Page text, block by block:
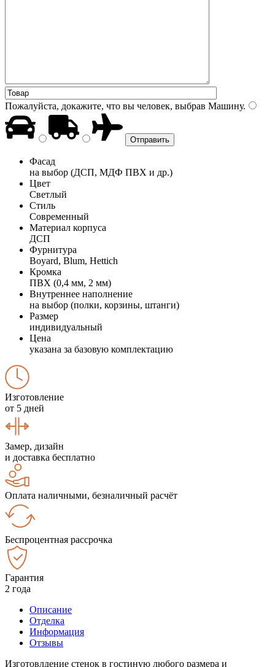
Пожалуйста, докажите, что вы человек, выбрав Машину.
Фасад
на выбор (ДСП, МДФ ПВХ и др.)
Цвет
Светлый
Стиль
Современный
Материал корпуса
ДСП
Фурнитура
Boyard, Blum, Hettich
Кромка
ПВХ (0,4 мм, 2 мм)
Внутреннее наполнение
на выбор (полки, корзины, штанги)
Размер
индивидуальный
Цена
указана за базовую комплектацию
Изготовление
от 5 дней
Замер, дизайн
и доставка бесплатно
Оплата наличными, безналичный расчёт
Беспроцентная рассрочка
Гарантия
2 года
Описание
Отделка
Информация
Отзывы
Изготовлдение стенок в гостиную любого размера и